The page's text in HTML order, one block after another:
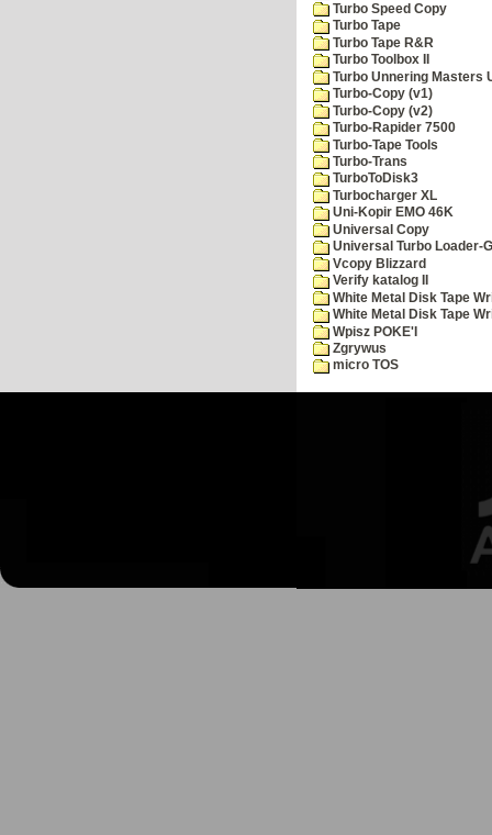
Turbo Speed Copy
Turbo Tape
Turbo Tape R&R
Turbo Toolbox II
Turbo Unnering Masters
Turbo-Copy (v1)
Turbo-Copy (v2)
Turbo-Rapider 7500
Turbo-Tape Tools
Turbo-Trans
TurboToDisk3
Turbocharger XL
Uni-Kopir EMO 46K
Universal Copy
Universal Turbo Loader-
Vcopy Blizzard
Verify katalog II
White Metal Disk Tape
White Metal Disk Tape
Wpisz POKE'I
Zgrywus
micro TOS